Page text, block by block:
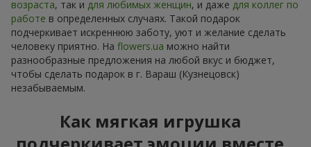
возраста, так и для любимых женщин, и даже для коллег по
работе в определенных случаях. Такой подарок
подчеркивает искреннюю заботу, уют и желание сделать
человеку приятно. На flowers.ua можно найти
разнообразные предложения на любой вкус и бюджет,
чтобы сделать подарок в г. Вараш (Кузнецовск)
незабываемым.
Как мягкая игрушка